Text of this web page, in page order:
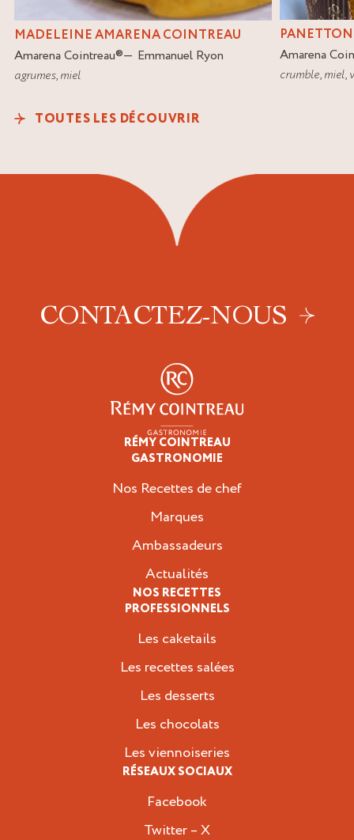
MADELEINE AMARENA COINTREAU
Amarena Cointreau®
Emmanuel Ryon
agrumes,miel
Amarena
crumble,miel,
TOUTES LES DÉCOUVRIR
CONTACTEZ-NOUS
RÉMY COINTREAU
GASTRONOMIE
Nos Recettes de chef
Marques
Ambassadeurs
Actualités
NOS RECETTES
PROFESSIONNELS
Les caketails
Les recettes salées
Les desserts
Les chocolats
Les viennoiseries
RÉSEAUX SOCIAUX
Facebook
Twitter – X